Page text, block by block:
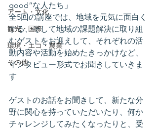
アート・文化
観光・国際
環境・エコ・農業
その他
good”な人たち」
全5回の講座では、地域を元気に面白く
する、そして地域の課題解決に取り組
むゲストをお迎えして、それぞれの活
動内容や活動を始めたきっかけなど、
インタビュー形式でお聞きしていきま
す
ゲストのお話をお聞きして、新たな分
野に関心を持っていただいたり、何か
チャレンジしてみたくなったりと、受